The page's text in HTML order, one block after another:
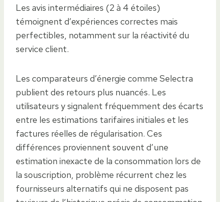
Les avis intermédiaires (2 à 4 étoiles)
témoignent d’expériences correctes mais
perfectibles, notamment sur la réactivité du
service client.
Les comparateurs d’énergie comme Selectra
publient des retours plus nuancés. Les
utilisateurs y signalent fréquemment des écarts
entre les estimations tarifaires initiales et les
factures réelles de régularisation. Ces
différences proviennent souvent d’une
estimation inexacte de la consommation lors de
la souscription, problème récurrent chez les
fournisseurs alternatifs qui ne disposent pas